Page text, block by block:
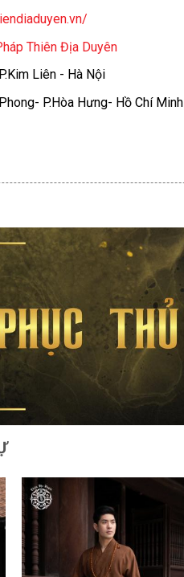
Thiên Địa Duyên
Liên - Hà Nội
P.Hòa Hưng- Hồ Chí Minh